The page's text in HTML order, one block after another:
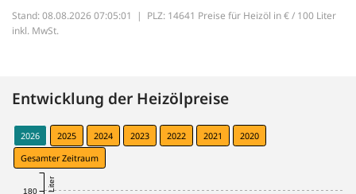
Stand: 08.08.2026 07:05:01 | PLZ: 14641 Preise für Heizöl in € / 100 Liter
inkl. MwSt.
Entwicklung der Heizölpreise
2026 2025 2024 2023 2022 2021
2020
Gesamter Zeitraum
180